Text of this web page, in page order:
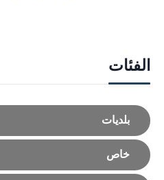
الفئات
بلديات
خاص